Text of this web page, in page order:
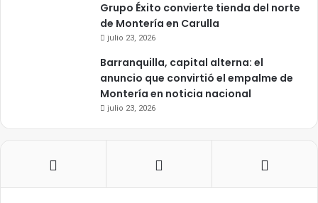
Grupo Éxito convierte tienda del norte
de Montería en Carulla
julio 23, 2026
Barranquilla, capital alterna: el
anuncio que convirtió el empalme de
Montería en noticia nacional
julio 23, 2026